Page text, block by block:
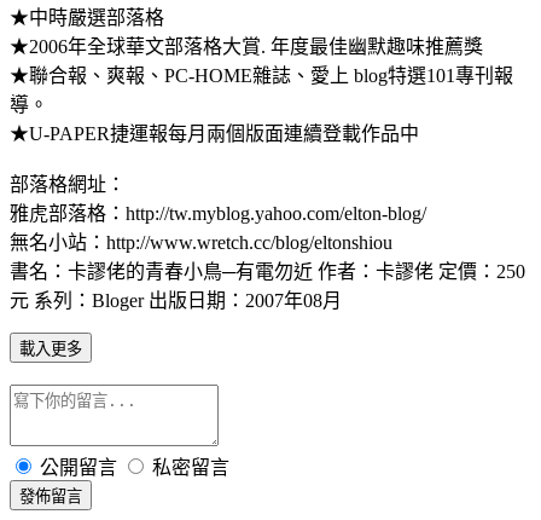
★中時嚴選部落格
★2006年全球華文部落格大賞. 年度最佳幽默趣味推薦獎
★聯合報、爽報、PC-HOME雜誌、愛上 blog特選101專刊報
導。
★U-PAPER捷運報每月兩個版面連續登載作品中
部落格網址：
雅虎部落格：http://tw.myblog.yahoo.com/elton-blog/
無名小站：http://www.wretch.cc/blog/eltonshiou
書名：卡謬佬的青春小鳥─有電勿近 作者：卡謬佬 定價：250
元 系列：Bloger 出版日期：2007年08月
載入更多
公開留言 私密留言
發佈留言